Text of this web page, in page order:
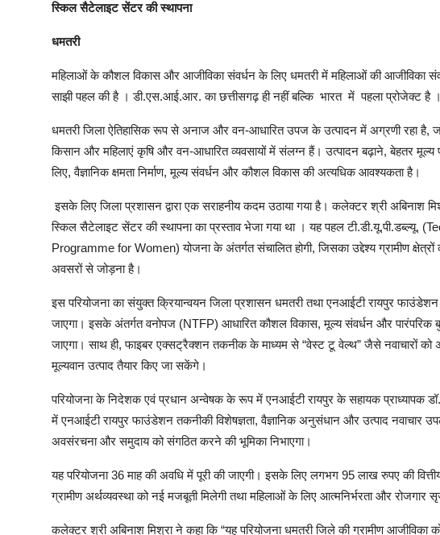
स्किल सैटेलाइट सेंटर की स्थापना
धमतरी
महिलाओं के कौशल विकास और आजीविका संवर्धन के लिए धमतरी में महिलाओं की आजीविका
साझी पहल की है । डी.एस.आई.आर. का छत्तीसगढ़ ही नहीं बल्कि भारत में पहला प्रोजेक्ट है ।
धमतरी जिला ऐतिहासिक रूप से अनाज और वन-आधारित उपज के उत्पादन में अग्रणी रहा है,
किसान और महिलाएं कृषि और वन-आधारित व्यवसायों में संलग्न हैं। उत्पादन बढ़ाने, बेहतर
लिए, वैज्ञानिक क्षमता निर्माण, मूल्य संवर्धन और कौशल विकास की अत्यधिक आवश्यकता है।
इसके लिए जिला प्रशासन द्वारा एक सराहनीय कदम उठाया गया है। कलेक्टर श्री
स्किल सैटेलाइट सेंटर की स्थापना का प्रस्ताव भेजा गया था । यह पहल
Programme for Women) योजना के अंतर्गत संचालित होगी, जिसका उद्देश्य ग्रामीण
अवसरों से जोड़ना है।
इस परियोजना का संयुक्त क्रियान्वयन जिला प्रशासन धमतरी तथा एनआईटी रायपुर फाउंडेशन
जाएगा। इसके अंतर्गत वनोपज (NTFP) आधारित कौशल विकास, मूल्य संवर्धन और पारंपरिक
जाएगा। साथ ही, फाइबर एक्सट्रैक्शन तकनीक के माध्यम से “वेस्ट टू वेल्थ” जैसे नवाचारों को
मूल्यवान उत्पाद तैयार किए जा सकेंगे।
परियोजना के निदेशक एवं प्रधान अन्वेषक के रूप में एनआईटी रायपुर के सहायक प्राध्यापक
में एनआईटी रायपुर फाउंडेशन तकनीकी विशेषज्ञता, वैज्ञानिक अनुसंधान और उत्पाद नवाचार
अवसंरचना और समुदाय को संगठित करने की भूमिका निभाएगा।
यह परियोजना 36 माह की अवधि में पूरी की जाएगी। इसके लिए लगभग 95 लाख रुपए की
ग्रामीण अर्थव्यवस्था को नई मजबूती मिलेगी तथा महिलाओं के लिए आत्मनिर्भरता और
कलेक्टर श्री अबिनाश मिश्रा ने कहा कि “यह परियोजना धमतरी जिले की ग्रामीण आजीविका